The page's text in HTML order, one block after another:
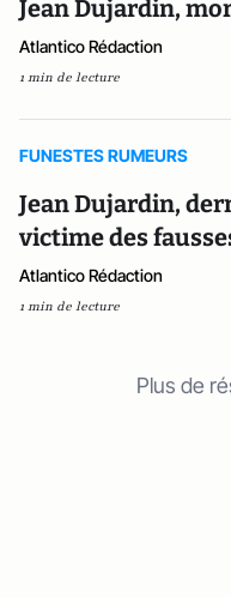
Jean Dujardin,
Atlantico Rédaction
1 min de lecture
FUNESTES RUMEURS
Jean Dujardin,
victime des
Atlantico Rédaction
1 min de lecture
Plus de